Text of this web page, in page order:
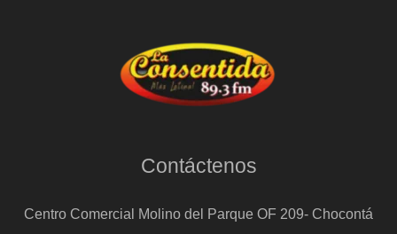
Contáctenos
Centro Comercial Molino del Parque OF 209- Chocontá